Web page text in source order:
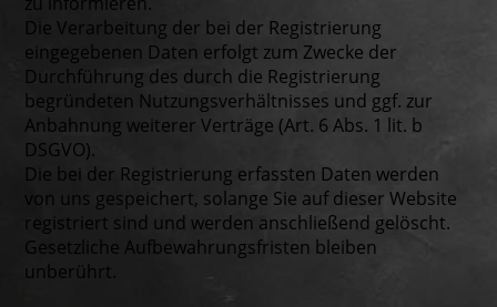
Die Verarbeitung der bei der Registrierung
eingegebenen Daten erfolgt zum Zwecke der
Durchführung des durch die Registrierung
begründeten Nutzungsverhältnisses und ggf. zur
Anbahnung weiterer Verträge (Art. 6 Abs. 1 lit. b
DSGVO).
Die bei der Registrierung erfassten Daten werden
von uns gespeichert, solange Sie auf dieser Website
registriert sind und werden anschließend gelöscht.
Gesetzliche Aufbewahrungsfristen bleiben
unberührt.